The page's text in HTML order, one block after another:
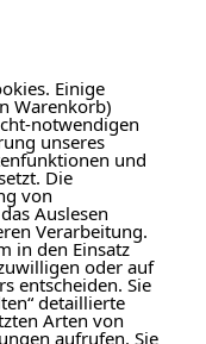
“I’m
Einige
Warenkorb)
notwendigen
unseres
und
Die
von
Auslesen
Verarbeitung.
in den Einsatz
oder auf
entscheiden. Sie
detaillierte
Arten von
aufrufen. Sie